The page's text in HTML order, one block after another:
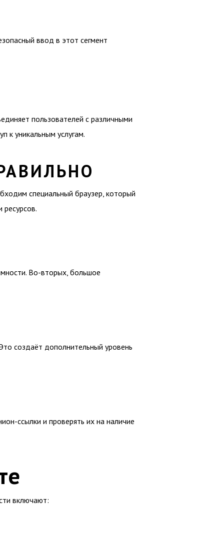
ввод в этот сегмент
пользователей с различными
к уникальным услугам.
специальный браузер, который
Во-вторых, большое
создаёт дополнительный уровень
ссылки и проверять их на наличие
включают: